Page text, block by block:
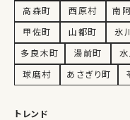
高森町
西原村 南
甲佐町
山都町 氷
多良木町
湯前町
球磨村
あさぎり町
トレンド